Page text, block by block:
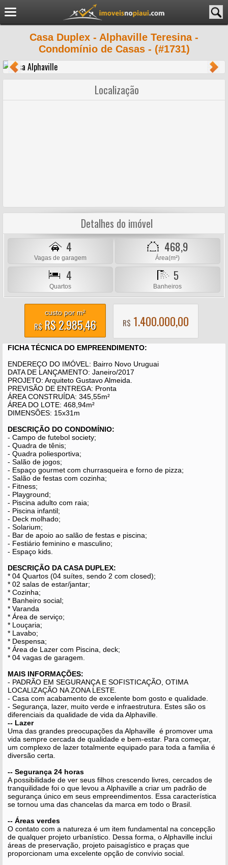
Casa Duplex - Alphaville Teresina -
Condomínio de Casas - (#1731)
Localização
Detalhes do imóvel
4
Vagas de garagem
468,9
Área(m²)
4
Quartos
5
Banheiros
custo por m²
R$R$ 2.985,46 R$ 1.400.000,00
FICHA TÉCNICA DO EMPREENDIMENTO:
ENDEREÇO DO IMÓVEL: Bairro Novo Uruguai
DATA DE LANÇAMENTO: Janeiro/2017
PROJETO: Arquiteto Gustavo Almeida.
PREVISÃO DE ENTREGA: Pronta
ÁREA CONSTRUÍDA: 345,55m²
ÁREA DO LOTE: 468,94m²
DIMENSÕES: 15x31m
DESCRIÇÃO DO CONDOMÍNIO:
- Campo de futebol society;
- Quadra de tênis;
- Quadra poliesportiva;
- Salão de jogos;
- Espaço gourmet com churrasqueira e forno de pizza;
- Salão de festas com cozinha;
- Fitness;
- Playground;
- Piscina adulto com raia;
- Piscina infantil;
- Deck molhado;
- Solarium;
- Bar de apoio ao salão de festas e piscina;
- Festiário feminino e masculino;
- Espaço kids.
DESCRIÇÃO DA CASA DUPLEX:
* 04 Quartos (04 suítes, sendo 2 com closed);
* 02 salas de estar/jantar;
* Cozinha;
* Banheiro social;
* Varanda
* Área de serviço;
* Louçaria;
* Lavabo;
* Despensa;
* Área de Lazer com Piscina, deck;
* 04 vagas de garagem.
MAIS INFORMAÇÕES:
- PADRÃO EM SEGURANÇA E SOFISTICAÇÃO, OTIMA
LOCALIZAÇÃO NA ZONA LESTE.
- Casa com acabamento de excelente bom gosto e qualidade.
- Segurança, lazer, muito verde e infraestrutura. Estes são os
diferenciais da qualidade de vida da Alphaville.
-- Lazer
Uma das grandes preocupações da Alphaville é promover uma
vida sempre cercada de qualidade e bem-estar. Para começar,
um complexo de lazer totalmente equipado para toda a familia é
diversão certa.
-- Segurança 24 horas
A possibilidade de ver seus filhos crescendo livres, cercados de
tranquilidade foi o que levou a Alphaville a criar um padrão de
segurança único em seus empreendimentos. Essa característica
se tornou uma das chancelas da marca em todo o Brasil.
-- Áreas verdes
O contato com a natureza é um item fundamental na concepção
de qualquer projeto urbanístico. Dessa forma, o Alphaville inclui
áreas de preservação, projeto paisagístico e praças que
proporcionam uma excelente opção de convívio social.